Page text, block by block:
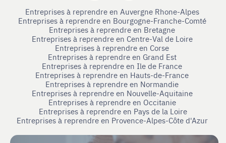
Entreprises à reprendre en Auvergne Rhone-Alpes
Entreprises à reprendre en Bourgogne-Franche-Comté
Entreprises à reprendre en Bretagne
Entreprises à reprendre en Centre-Val de Loire
Entreprises à reprendre en Corse
Entreprises à reprendre en Grand Est
Entreprises à reprendre en Ile de France
Entreprises à reprendre en Hauts-de-France
Entreprises à reprendre en Normandie
Entreprises à reprendre en Nouvelle-Aquitaine
Entreprises à reprendre en Occitanie
Entreprises à reprendre en Pays de la Loire
Entreprises à reprendre en Provence-Alpes-Côte d'Azur